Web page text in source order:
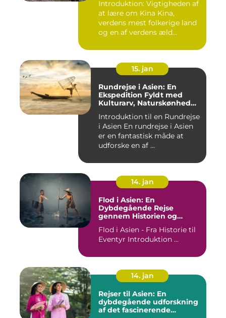
Introduktion: Vigtigheden af
at lære om Kina Kina,
verdens mest folkerige land
og en af verdens æld...
15. jan
Rundrejse i Asien: En
Ekspedition Fyldt med
Kulturarv, Naturskønhed
Introduktion til en Rundrejse
i Asien En rundrejse i Asien
er en fantastisk måde at
udforske en af ...
14. jan
Flod i Asien: En
Dybdegående Rejse
gennem Historien og
Flod i Asien - Fra Historie til
Eventyr Introduktion ...
14. jan
Rejser til Asien: En
dybdegående udforskning
af det fascinerende